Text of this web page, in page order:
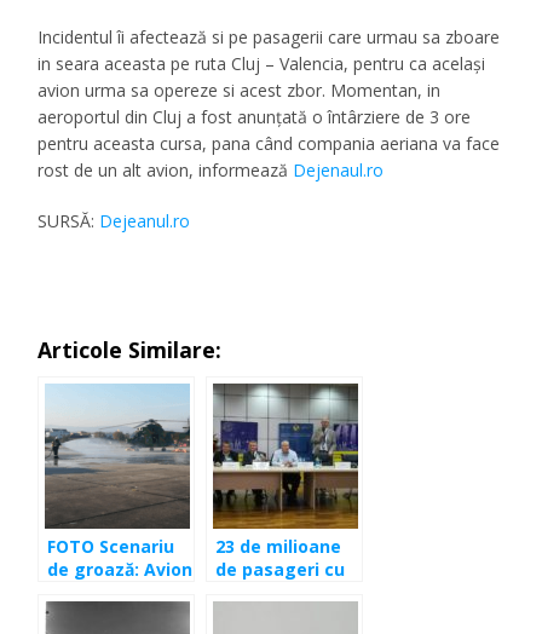
Incidentul îi afectează si pe pasagerii care urmau sa zboare
in seara aceasta pe ruta Cluj – Valencia, pentru ca același
avion urma sa opereze si acest zbor. Momentan, in
aeroportul din Cluj a fost anunțată o întârziere de 3 ore
pentru aceasta cursa, pana când compania aeriana va face
rost de un alt avion, informează Dejenaul.ro
SURSĂ: Dejeanul.ro
Articole Similare:
FOTO Scenariu
de groază: Avion
de morţi şi mulţi
23 de milioane
de pasageri cu